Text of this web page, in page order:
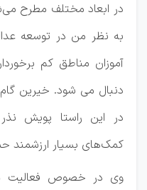
در ابعاد مختلف مطرح
به نظر من در توسعه
آموزان مناطق کم
دنبال می شود. خیرین
در این راستا پویش نذر
کمک‌های بسیار ارزشمند
وی در خصوص فعالیت